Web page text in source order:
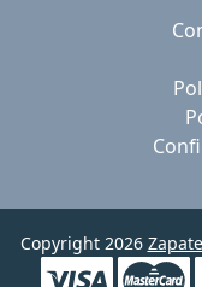
Copyright 2026